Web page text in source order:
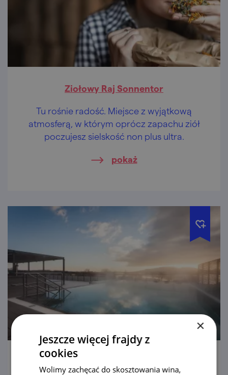
Ziołowy Raj Sonnentor
Tu rośnie radość. Miejsce z wyjątkową
atmosferą, w którym oprócz zapachu ziół
poczujesz sielskość non plus ultra.
pokaż
×
Jeszcze więcej frajdy z
cookies
Wolimy zachęcać do skosztowania wina,